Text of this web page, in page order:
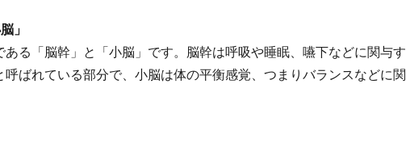
」
る「脳幹」と「小脳」です。脳幹は呼吸や睡眠、嚥下などに関与す
ばれている部分で、小脳は体の平衡感覚、つまりバランスなどに関